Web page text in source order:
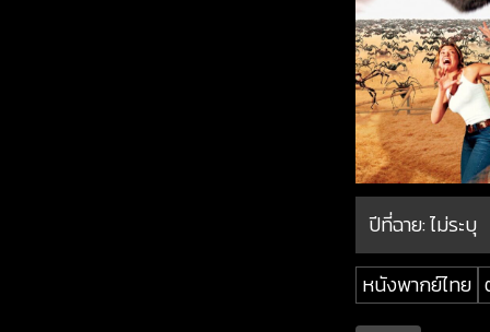
ปีที่ฉาย:ไม่ระบุ
หนังพากย์ไทย